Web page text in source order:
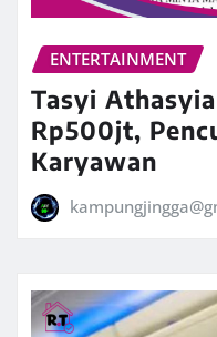
ENTERTAINMENT
Tasyi
Rp500jt,
Karyawan